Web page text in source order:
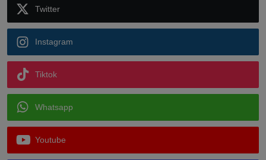
Twitter
Instagram
Tiktok
Whatsapp
Youtube